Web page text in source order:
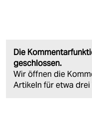
Die
geschlossen.
Wir öffnen die
Artikeln für etwa drei